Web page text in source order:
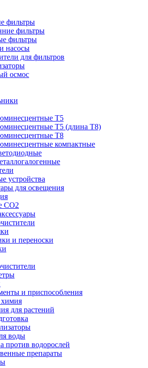
фильтры
фильтры
фильтры
насосы
для фильтров
осмос
T5
T5 (длина T8)
T8
компактные
устройства
для освещения
CO2
и переноски
и приспособления
для растений
воды
против водорослей
препараты